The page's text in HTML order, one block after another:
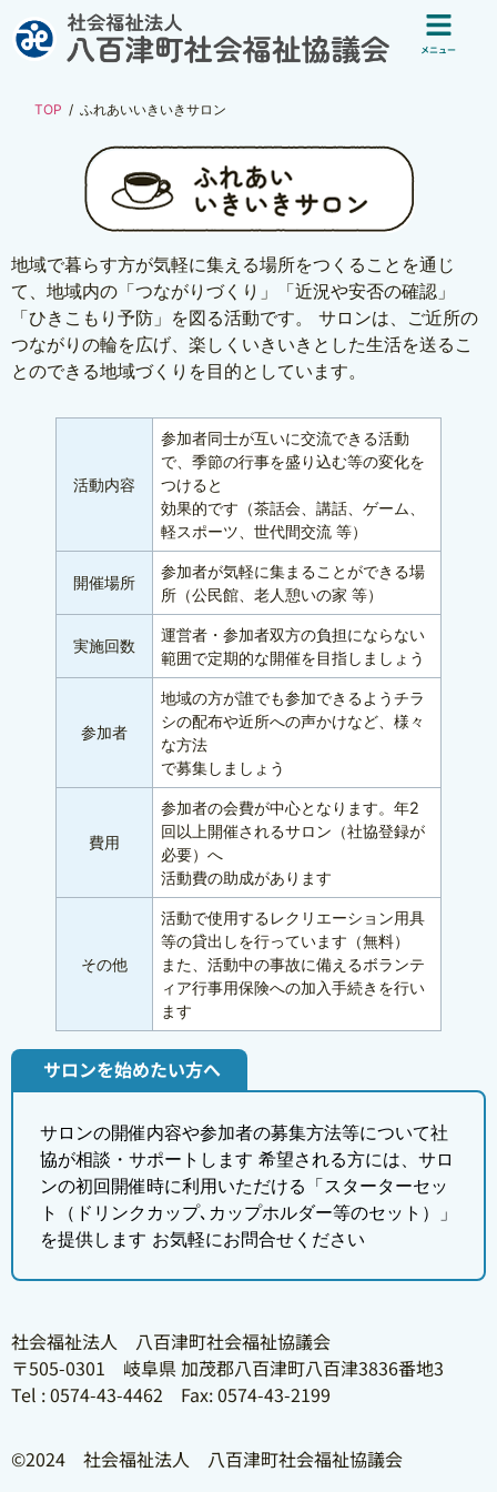
メニュー
TOP ふれあいいきいきサロン
地域で暮らす方が気軽に集える場所をつくることを通じ
て、地域内の「つながりづくり」「近況や安否の確認」
「ひきこもり予防」を図る活動です。 サロンは、ご近所の
つながりの輪を広げ、楽しくいきいきとした生活を送るこ
とのできる地域づくりを目的としています。
活動内容
参加者同士が互いに交流できる活動
で、季節の行事を盛り込む等の変化を
つけると
効果的です（茶話会、講話、ゲーム、
軽スポーツ、世代間交流 等）
開催場所
参加者が気軽に集まることができる場
所（公民館、老人憩いの家 等）
実施回数
運営者・参加者双方の負担にならない
範囲で定期的な開催を目指しましょう
参加者
地域の方が誰でも参加できるようチラ
シの配布や近所への声かけなど、様々
な方法
で募集しましょう
費用
参加者の会費が中心となります。年2
回以上開催されるサロン（社協登録が
必要）へ
活動費の助成があります
その他
活動で使用するレクリエーション用具
等の貸出しを行っています（無料）
また、活動中の事故に備えるボランテ
ィア行事用保険への加入手続きを行い
ます
サロンを始めたい方へ
サロンの開催内容や参加者の募集方法等について社
協が相談・サポートします 希望される方には、サロ
ンの初回開催時に利用いただける「スターターセッ
ト（ドリンクカップ､カップホルダー等のセット）」
を提供します お気軽にお問合せください
社会福祉法人 八百津町社会福祉協議会
〒505-0301 岐阜県 加茂郡八百津町八百津3836番地3
Tel : 0574-43-4462 Fax: 0574-43-2199
©2024 社会福祉法人 八百津町社会福祉協議会